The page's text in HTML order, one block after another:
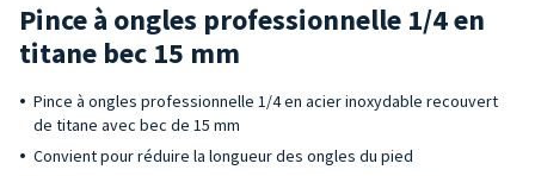
Pince à ongles professionnelle 1/4 en
titane bec 15 mm
Pince à ongles professionnelle 1/4 en acier inoxydable recouvert
de titane avec bec de 15 mm
Convient pour réduire la longueur des ongles du pied